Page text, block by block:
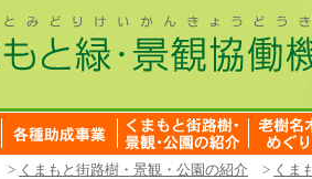
> くまもと街路樹・景観・公園の紹介 > くま